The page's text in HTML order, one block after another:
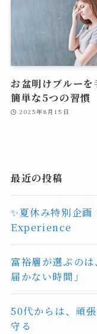
お盆明けブルーを
簡単な5つの習慣
2025年8月15日
最近の投稿
✨夏休み特別企
Experience
富裕層が選ぶの
届かない時間」
50代からは、頑
守る